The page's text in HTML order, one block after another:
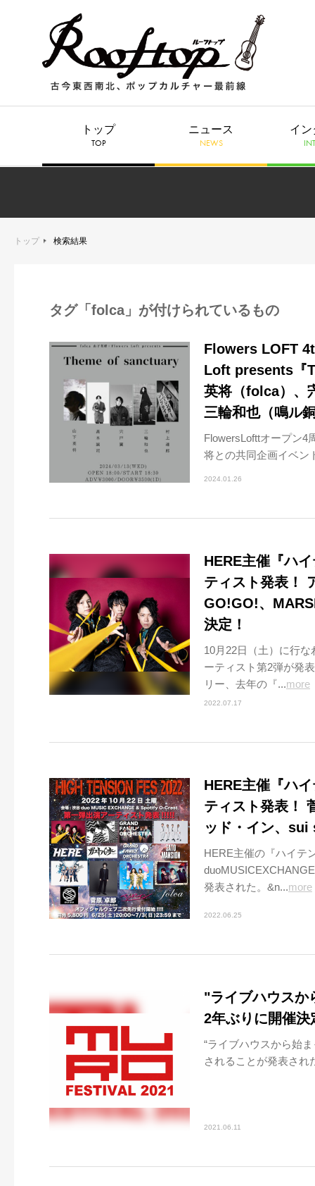
トップ
TOP
ニュース
NEWS
イン
トップ 検索結果
タグ「folca」が付けられているもの
Flowers LOFT
Loft presents『
英将（folca）、
三輪和也（鳴ル
FlowersLofttオープン4
将との共同企画イベン
2024.01.26
HERE主催『ハ
ティスト発表！
GO!GO!、
決定！
10月22日（土）に行
ーティスト第2弾が発
リー、去年の『...more
2022.07.17
HERE主催『ハ
ティスト発表！
ッド・イン、sui
HERE主催の『ハイテ
発表された。&n...more
2022.06.25
"ライブハウスか
2年ぶりに開催
“ライブハウスから始
されることが発表され
2021.06.11